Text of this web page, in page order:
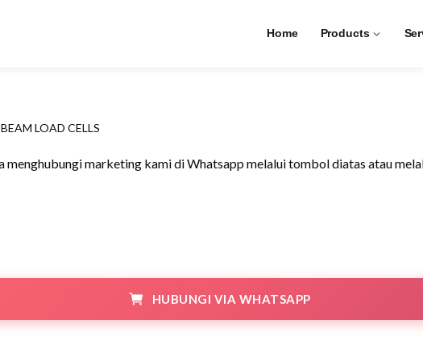
Home Products
LOAD CELLS
menghubungi marketing kami di Whatsapp melalui tombol diatas atau
HUBUNGI VIA WHATSAPP